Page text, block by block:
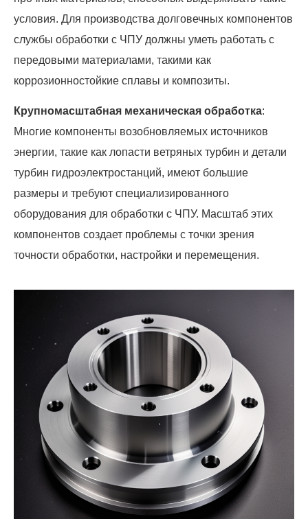
условия. Для производства долговечных компонентов
службы обработки с ЧПУ должны уметь работать с
передовыми материалами, такими как
коррозионностойкие сплавы и композиты.
Крупномасштабная механическая обработка:
Многие компоненты возобновляемых источников
энергии, такие как лопасти ветряных турбин и детали
турбин гидроэлектростанций, имеют большие
размеры и требуют специализированного
оборудования для обработки с ЧПУ. Масштаб этих
компонентов создает проблемы с точки зрения
точности обработки, настройки и перемещения.